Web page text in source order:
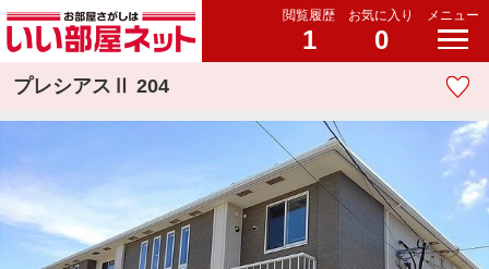
閲覧履歴
1
お気に入り
0
メニュー
プレシアスⅡ 204